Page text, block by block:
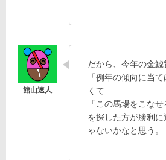
だから、今年の金鯱
「例年の傾向に当
くて
「この馬場をこなせ
を探した方が勝利
ゃないかなと思う。